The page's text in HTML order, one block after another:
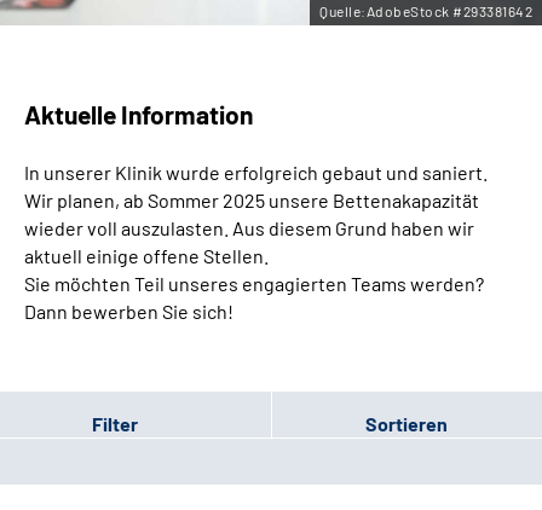
Quelle:AdobeStock #293381642
Aktuelle Information
In unserer Klinik wurde erfolgreich gebaut und saniert.
Wir planen, ab Sommer 2025 unsere Bettenakapazität
wieder voll auszulasten. Aus diesem Grund haben wir
aktuell einige offene Stellen.
Sie möchten Teil unseres engagierten Teams werden?
Dann bewerben Sie sich!
Filter Sortieren